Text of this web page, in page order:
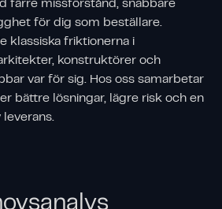
färre missförstånd, snabbare
för dig som beställare.
klassiska friktionerna i
konstruktörer och
var för sig. Hos oss samarbetar
bättre lösningar, lägre risk och en